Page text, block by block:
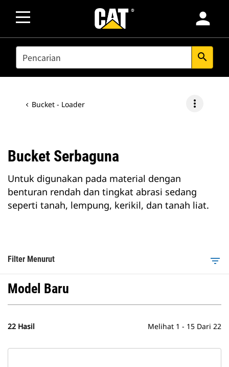
person
SEARCH search
Bucket - Loader more_vert
Bucket Serbaguna
Untuk digunakan pada material dengan
benturan rendah dan tingkat abrasi sedang
seperti tanah, lempung, kerikil, dan tanah liat.
Filter Menurut filter_list
Model Baru
22 Hasil Melihat 1 - 15 Dari 22